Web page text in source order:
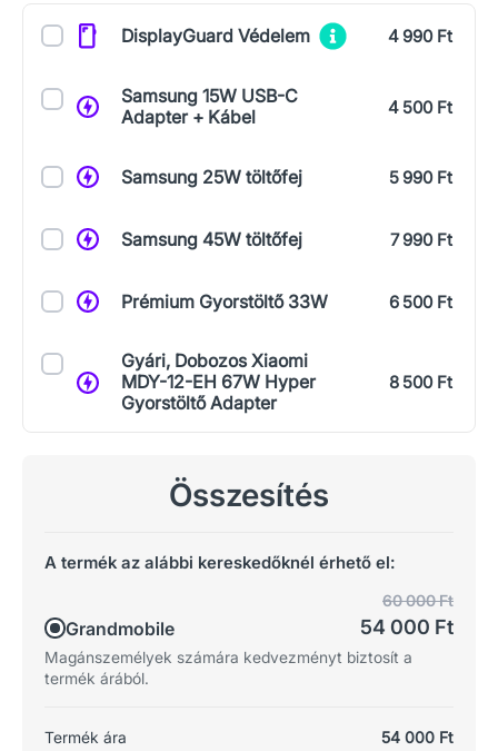
KiegészítőkDisplayGuard Védelem 4 990 Ft
Samsung 15W USB-C
Adapter + Kábel
4 500 Ft
Samsung 25W töltőfej 5 990 Ft
Samsung 45W töltőfej 7 990 Ft
Prémium Gyorstöltő 33W 6 500 Ft
Gyári, Dobozos Xiaomi
MDY-12-EH 67W Hyper
Gyorstöltő Adapter
8 500 Ft
Összesítés
A termék az alábbi kereskedőknél érhető el:
Grandmobile
60 000 Ft
54 000 Ft
Magánszemélyek számára kedvezményt biztosít a
termék árából.
Termék ára 54 000 Ft